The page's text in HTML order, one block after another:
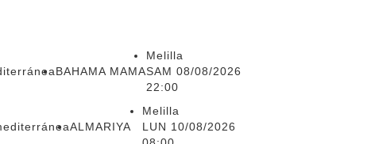
BAHAMA MAMA
Melilla
SAM 08/08/2026
22:00
ALMARIYA
Melilla
LUN 10/08/2026